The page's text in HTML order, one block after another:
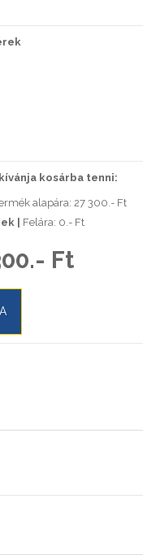
kosárba tenni:
alapára: 27 300.- Ft
|
Felára: 0.- Ft
Ft